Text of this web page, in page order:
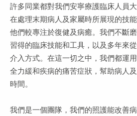
許多同業都對我們安寧療護臨床人員
在處理末期病人及家屬時所展現的技
他們較專注於復健及病癒。我們不斷
習得的臨床技能和工具，以及多年來
介入方式。在這一切之中，我們都運
全力緩和疾病的痛苦症狀，幫助病人
時間。
我們是一個團隊，我們的照護能改善